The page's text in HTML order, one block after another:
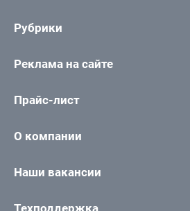
Рубрики
Реклама на сайте
Прайс-лист
О компании
Наши вакансии